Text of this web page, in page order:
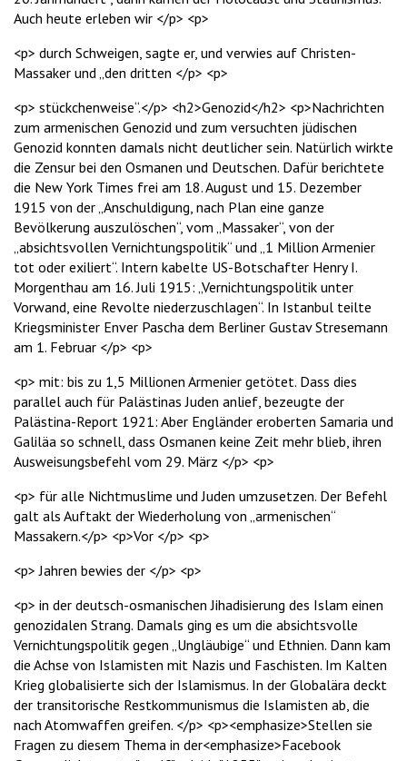
Auch heute erleben wir </p> <p>
<p> durch Schweigen, sagte er, und verwies auf Christen-
Massaker und „den dritten </p> <p>
<p> stückchenweise“.</p> <h2>Genozid</h2> <p>Nachrichten
zum armenischen Genozid und zum versuchten jüdischen
Genozid konnten damals nicht deutlicher sein. Natürlich wirkte
die Zensur bei den Osmanen und Deutschen. Dafür berichtete
die New York Times frei am 18. August und 15. Dezember
1915 von der „Anschuldigung, nach Plan eine ganze
Bevölkerung auszulöschen“, vom „Massaker“, von der
„absichtsvollen Vernichtungspolitik“ und „1 Million Armenier
tot oder exiliert“. Intern kabelte US-Botschafter Henry I.
Morgenthau am 16. Juli 1915: „Vernichtungspolitik unter
Vorwand, eine Revolte niederzuschlagen“. In Istanbul teilte
Kriegsminister Enver Pascha dem Berliner Gustav Stresemann
am 1. Februar </p> <p>
<p> mit: bis zu 1,5 Millionen Armenier getötet. Dass dies
parallel auch für Palästinas Juden anlief, bezeugte der
Palästina-Report 1921: Aber Engländer eroberten Samaria und
Galiläa so schnell, dass Osmanen keine Zeit mehr blieb, ihren
Ausweisungsbefehl vom 29. März </p> <p>
<p> für alle Nichtmuslime und Juden umzusetzen. Der Befehl
galt als Auftakt der Wiederholung von „armenischen“
Massakern.</p> <p>Vor </p> <p>
<p> Jahren bewies der </p> <p>
<p> in der deutsch-osmanischen Jihadisierung des Islam einen
genozidalen Strang. Damals ging es um die absichtsvolle
Vernichtungspolitik gegen „Ungläubige“ und Ethnien. Dann kam
die Achse von Islamisten mit Nazis und Faschisten. Im Kalten
Krieg globalisierte sich der Islamismus. In der Globalära deckt
der transitorische Restkommunismus die Islamisten ab, die
nach Atomwaffen greifen. </p> <p><emphasize>Stellen sie
Fragen zu diesem Thema in der<emphasize>Facebook